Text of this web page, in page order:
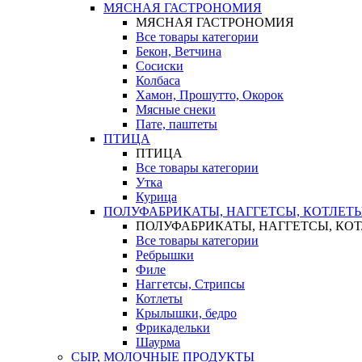
МЯСНАЯ ГАСТРОНОМИЯ
МЯСНАЯ ГАСТРОНОМИЯ
Все товары категории
Бекон, Ветчина
Сосиски
Колбаса
Хамон, Прошутто, Окорок
Мясные снеки
Пате, паштеты
ПТИЦА
ПТИЦА
Все товары категории
Утка
Курица
ПОЛУФАБРИКАТЫ, НАГГЕТСЫ,
ПОЛУФАБРИКАТЫ, НАГГЕТСЫ,
Все товары категории
Ребрышки
Филе
Наггетсы, Стрипсы
Котлеты
Крылышки, бедро
Фрикадельки
Шаурма
СЫР, МОЛОЧНЫЕ ПРОДУКТЫ